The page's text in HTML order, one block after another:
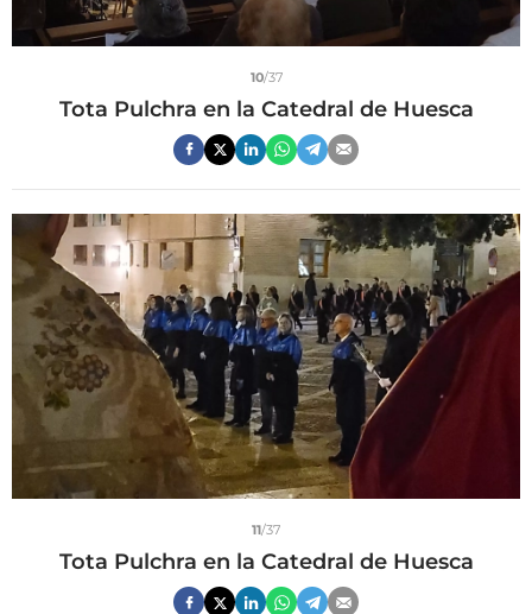
10/37
Tota Pulchra en la Catedral de Huesca
11/37
Tota Pulchra en la Catedral de Huesca